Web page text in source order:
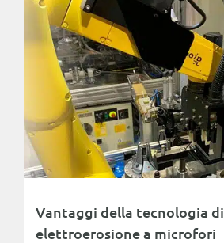
Vantaggi della tecnologia di
elettroerosione a microfori